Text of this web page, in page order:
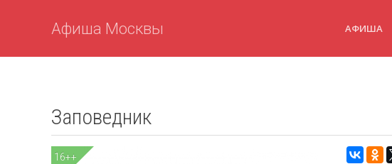
Афиша Москвы АФИША
Заповедник
16++